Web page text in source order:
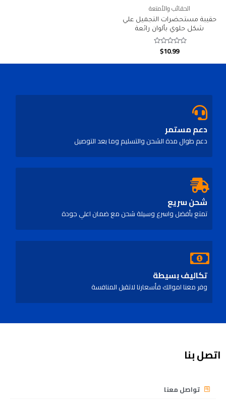
الحقائب والأمتعة
حقيبة مستحضرات التجميل علي
شكل حلوي بألوان رائعة
Rated
$10.99
دعم مستمر
دعم طوال مدة الشحن والتسليم وما بعد التوصيل
شحن سريع
تمتع بأفضل واسرع وسيلة شحن مع ضمان اعلي جودة
تكاليف بسيطة
وفر معنا اموالك فأسعارنا لاتقبل المنافسة
اتصل بنا
تواصل معنا